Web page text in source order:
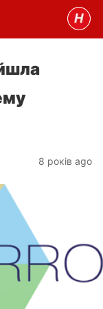
8 років ago